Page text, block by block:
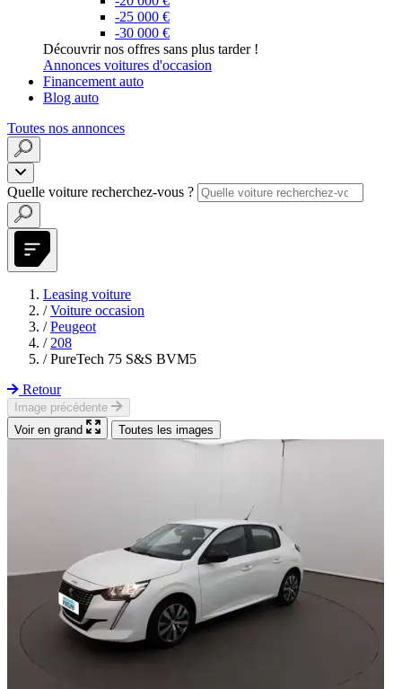
-25 000 €
-30 000 €
Découvrir nos offres sans plus tarder !
Annonces voitures d'occasion
Financement auto
Blog auto
Toutes nos annonces
Quelle voiture recherchez-vous ?
Leasing voiture
/ Voiture occasion
/ Peugeot
/ 208
/ PureTech 75 S&S BVM5
Retour
Image précédente
Voir en grand
Toutes les images